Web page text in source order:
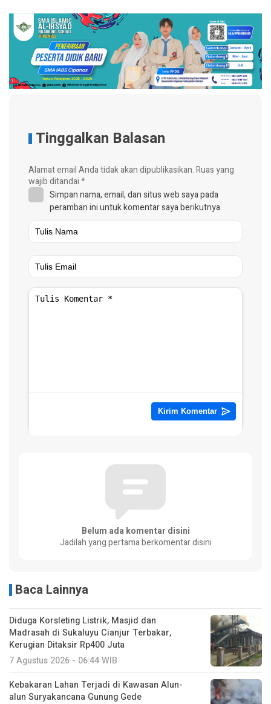
Tinggalkan Balasan
Alamat email Anda tidak akan dipublikasikan.Ruas yang
wajib ditandai*
Simpan nama, email, dan situs web saya pada
peramban ini untuk komentar saya berikutnya.
Belum ada komentar disini
Jadilah yang pertama berkomentar disini
Baca Lainnya
Diduga Korsleting Listrik, Masjid dan
Madrasah di Sukaluyu Cianjur Terbakar,
Kerugian Ditaksir Rp400 Juta
7 Agustus 2026 - 06:44 WIB
Kebakaran Lahan Terjadi di Kawasan Alun-
alun Suryakancana Gunung Gede